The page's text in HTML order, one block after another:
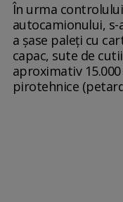
În urma
autocamionului,
a șase paleți cu
capac, sute de
aproximativ
pirotehnice